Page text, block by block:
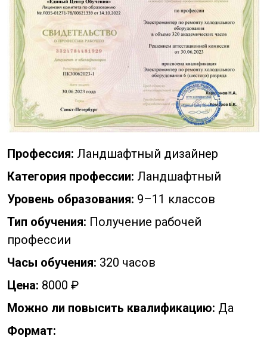
Профессия: Ландшафтный дизайнер
Категория профессии: Ландшафтный
Уровень образования: 9–11 классов
Тип обучения: Получение рабочей
профессии
Часы обучения: 320 часов
Цена: 8000 ₽
Можно ли повысить квалификацию: Да
Формат: